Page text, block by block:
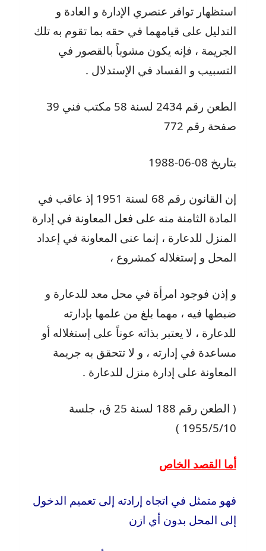
استظهار توافر عنصري الإدارة و العادة و
التدليل على قيامهما في حقه بما تقوم به تلك
الجريمة ، فإنه يكون مشوباً بالقصور في
التسبيب و الفساد في الإستدلال .
الطعن رقم 2434 لسنة 58 مكتب فني 39
صفحة رقم 772
بتاريخ 08-06-1988
إن القانون رقم 68 لسنة 1951 إذ عاقب في
المادة الثامنة منه على فعل المعاونة في إدارة
المنزل للدعارة ، إنما عنى المعاونة في إعداد
المحل و إستغلاله كمشروع ،
و إذن فوجود امرأة في محل معد للدعارة و
ضبطها فيه ، مهما بلغ من علمها بإدارته
للدعارة ، لا يعتبر بذاته عوناً على إستغلاله أو
مساعدة في إدارته ، و لا تتحقق به جريمة
المعاونة على إدارة منزل للدعارة .
( الطعن رقم 188 لسنة 25 ق، جلسة
1955/5/10 )
أما القصد الخاص
فهو متمثل في اتجاه إرادته إلى تعميم الدخول
إلى المحل بدون أي ازن